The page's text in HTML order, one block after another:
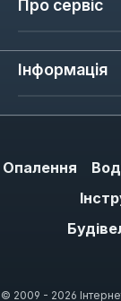
Про сервіс
Інформація
Опалення
© 2009 - 2026